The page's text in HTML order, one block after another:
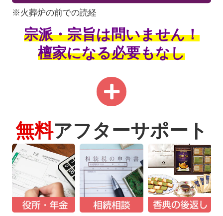
※火葬炉の前での読経
宗派・宗旨は問いません！
檀家になる必要もなし
無料アフターサポート